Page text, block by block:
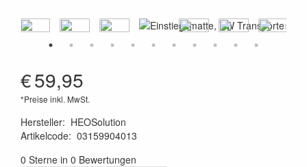
€59,95
*Preise inkl. MwSt.
Hersteller: HEOSolution
Artikelcode: 03159904013
0 Sterne in 0 Bewertungen